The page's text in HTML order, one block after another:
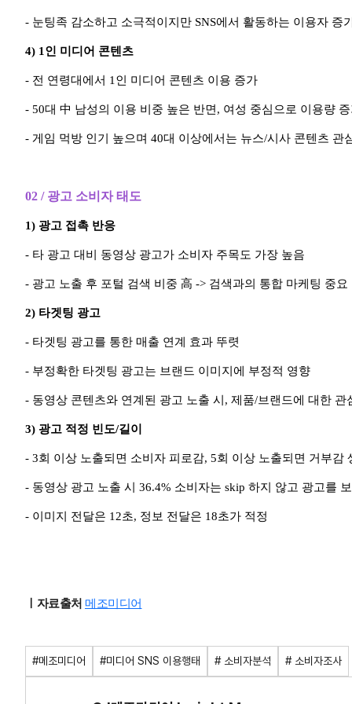
- 눈팅족 감소하고 소극적이지만 SNS에서 활동하는 이용자 증
4) 1인 미디어 콘텐츠
- 전 연령대에서 1인 미디어 콘텐츠 이용 증가
- 50대 中 남성의 이용 비중 높은 반면, 여성 중심으로 이용량
- 게임 먹방 인기 높으며 40대 이상에서는 뉴스/시사 콘텐츠 관
02 / 광고 소비자 태도
1) 광고 접촉 반응
- 타 광고 대비 동영상 광고가 소비자 주목도 가장 높음
- 광고 노출 후 포털 검색 비중 高 -> 검색과의 통합 마케팅 중요
2) 타겟팅 광고
- 타겟팅 광고를 통한 매출 연계 효과 뚜렷
- 부정확한 타겟팅 광고는 브랜드 이미지에 부정적 영향
- 동영상 콘텐츠와 연계된 광고 노출 시, 제품/브랜드에 대한 관
3) 광고 적정 빈도/길이
- 3회 이상 노출되면 소비자 피로감, 5회 이상 노출되면 거부감
- 동영상 광고 노출 시 36.4% 소비자는 skip 하지 않고 광고를
- 이미지 전달은 12초, 정보 전달은 18초가 적정
ㅣ자료출처 메조미디어
#메조미디어 #미디어 SNS 이용행태 # 소비자분석 # 소비자조사